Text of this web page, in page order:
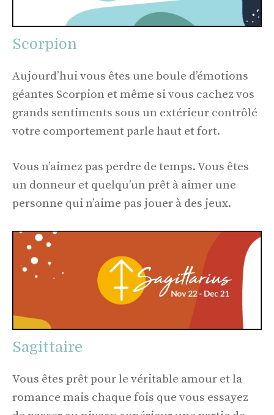
Scorpion
Aujourd’hui vous êtes une boule d’émotions
géantes Scorpion et même si vous cachez vos
grands sentiments sous un extérieur contrôlé
votre comportement parle haut et fort.
Vous n’aimez pas perdre de temps. Vous êtes
un donneur et quelqu’un prêt à aimer une
personne qui n’aime pas jouer à des jeux.
Sagittaire
Vous êtes prêt pour le véritable amour et la
romance mais chaque fois que vous essayez